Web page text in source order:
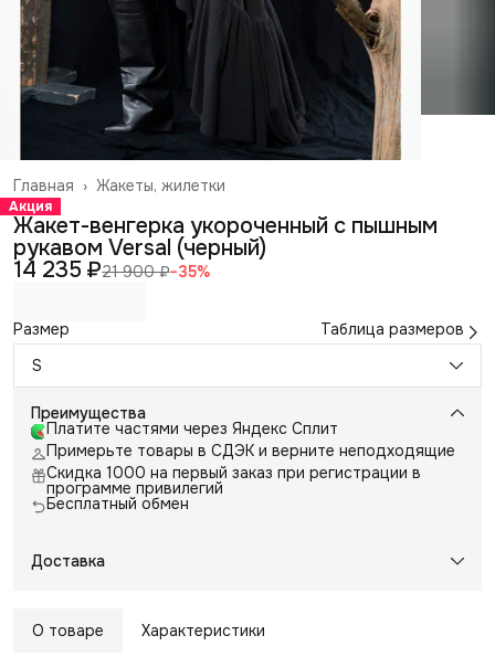
Жакеты, жилетки
Главная ›
Акция
Жакет-венгерка укороченный с пышным
рукавом Versal (черный)
14 235 ₽21 900 ₽−35%
Размер
Таблица размеров
S
Преимущества
Платите частями через Яндекс Сплит
Примерьте товары в СДЭК и верните неподходящие
Скидка 1000 на первый заказ при регистрации в
программе привилегий
Бесплатный обмен
Доставка
О товаре Характеристики